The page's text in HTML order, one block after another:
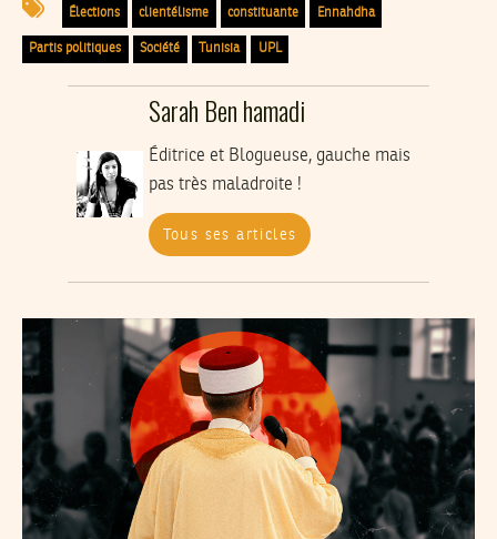
Élections clientélisme constituante Ennahdha
Partis politiques Société Tunisia UPL
Sarah Ben hamadi
Éditrice et Blogueuse, gauche mais
pas très maladroite !
Tous ses articles